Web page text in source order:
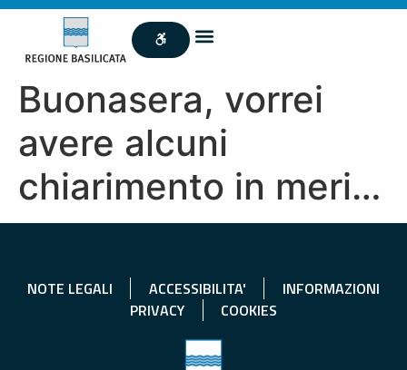
Buonasera, vorrei
avere alcuni
chiarimento in meri…
NOTE LEGALI ACCESSIBILITA'
INFORMAZIONI
PRIVACY
COOKIES